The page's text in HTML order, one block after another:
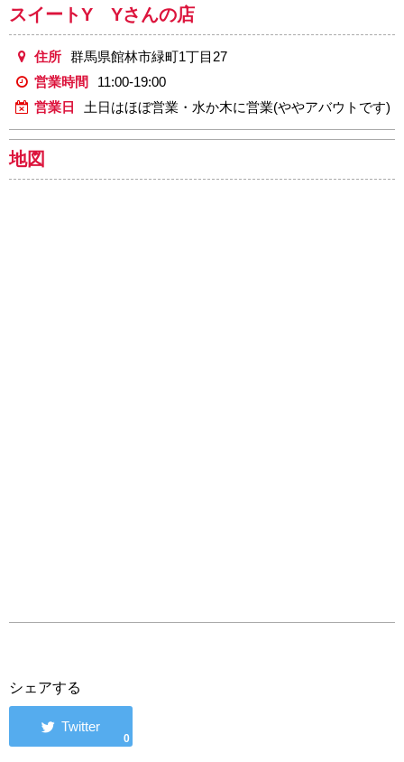
スイートY Yさんの店
住所
群馬県館林市緑町1丁目27
営業時間
11:00-19:00
営業日
土日はほぼ営業・水か木に営業(ややアバウトです)
地図
シェアする
0